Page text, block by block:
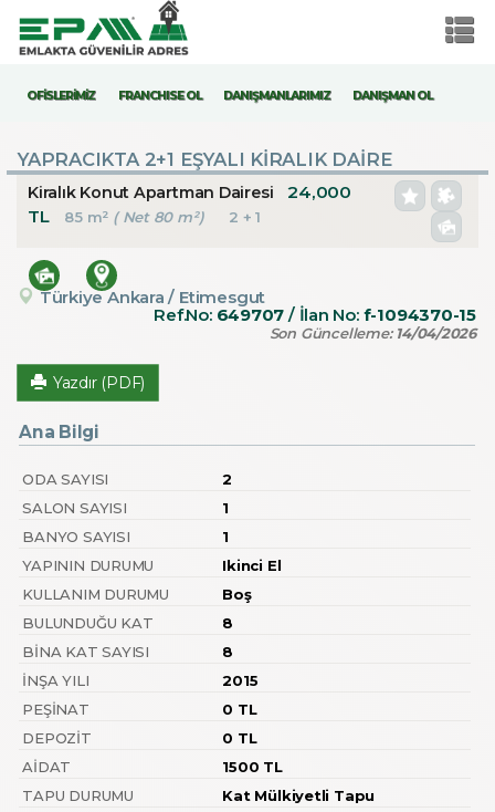
OFİSLERİMİZ FRANCHISE OL DANIŞMANLARIMIZ DANIŞMAN OL
YAPRACIKTA 2+1 EŞYALI KİRALIK DAİRE
Kiralık Konut Apartman Dairesi
24,000
TL
85 m² ( Net 80 m²) 2 + 1
Türkiye Ankara / Etimesgut
Ref.No: 649707 / İlan No: f-1094370-15
Son Güncelleme: 14/04/2026
Yazdır (PDF)
Ana Bilgi
ODA SAYISI
2
SALON SAYISI
1
BANYO SAYISI
1
YAPININ DURUMU
Ikinci El
KULLANIM DURUMU
Boş
BULUNDUĞU KAT
8
BINA KAT SAYISI
8
İNŞA YILI
2015
PEŞINAT
0 TL
DEPOZIT
0 TL
AIDAT
1500 TL
TAPU DURUMU
Kat Mülkiyetli Tapu